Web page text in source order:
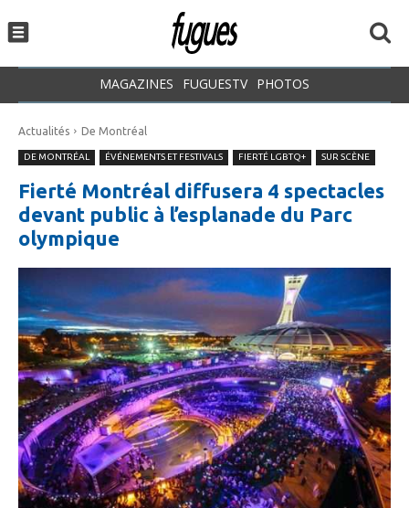
MAGAZINES FUGUESTV PHOTOS
Actualités De Montréal
DE MONTRÉAL ÉVÉNEMENTS ET FESTIVALS FIERTÉ LGBTQ+ SUR SCÈNE
Fierté Montréal diffusera 4 spectacles
devant public à l’esplanade du Parc
olympique